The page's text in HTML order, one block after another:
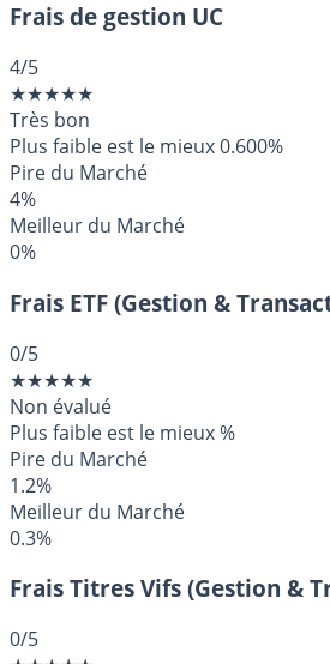
Frais de gestion UC
4/5
★★★★★
Très bon
Plus faible est le mieux0.600%
Pire du Marché
4%
Meilleur du Marché
0%
Frais ETF (Gestion &
0/5
★★★★★
Non évalué
Plus faible est le mieux%
Pire du Marché
1.2%
Meilleur du Marché
0.3%
Frais Titres Vifs (Gestion &
0/5